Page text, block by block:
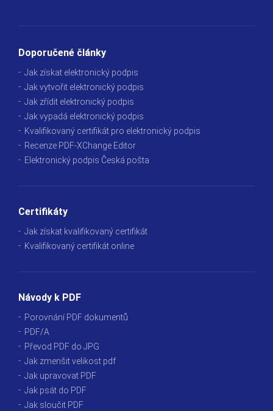
Doporučené články
Jak získat elektronický podpis
Jak vytvořit elektronický podpis
Jak zřídit elektronický podpis
Jak vypadá elektronický podpis
Kvalifikovaný certifikát pro elektronický podpis
Recenze PDF-XChange Editor
Elektronický podpis Česká pošta
Certifikáty
Jak získat kvalifikovaný certifikát
Kvalifikovaný certifikát online
Návody k PDF
Porovnání PDF dokumentů
PDF/A
Převod PDF do JPG
Jak zmenšit velikost pdf
Jak upravovat PDF
Jak psát do PDF
Jak sloučit PDF